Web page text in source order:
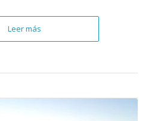
Leer más